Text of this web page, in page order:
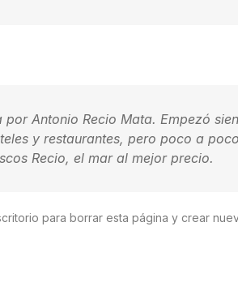
Antonio Recio Mata. Empezó
y restaurantes, pero poco a
Recio, el mar al mejor precio.
para borrar esta página y crear